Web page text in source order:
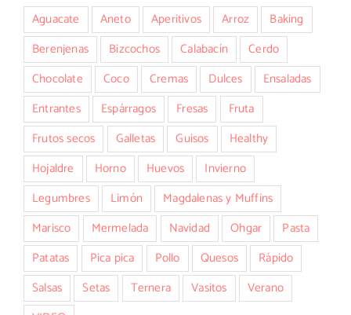
Aguacate Aneto Aperitivos Arroz
Baking
Berenjenas
Bizcochos Calabacín
Cerdo
Chocolate
Coco Cremas Dulces
Ensaladas
Entrantes
Espárragos Fresas
Fruta
Frutos secos
Galletas Guisos
Healthy
Hojaldre
Horno Huevos
Invierno
Legumbres
Limón
Magdalenas y Muffins
Marisco
Mermelada Navidad Ohgar
Pasta
Patatas
Pica pica Pollo Quesos
Rápido
Salsas
Setas Ternera Vasitos
Verano